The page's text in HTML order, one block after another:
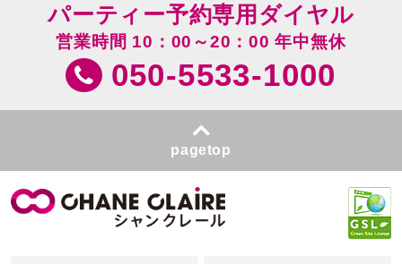
パーティー予約専用ダイヤル
営業時間 10：00～20：00 年中無休
050-5533-1000
pagetop